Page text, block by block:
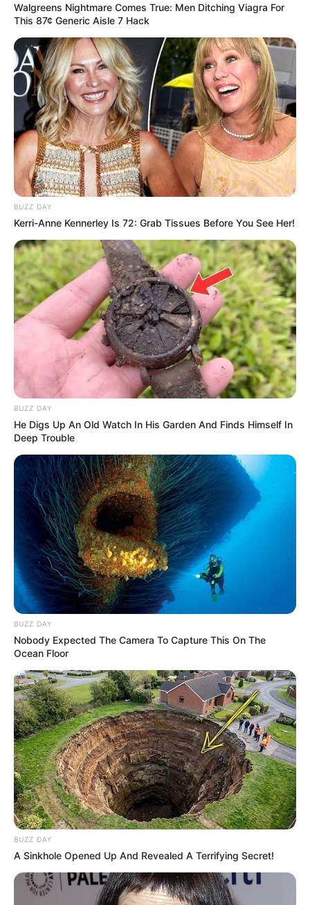
Walgreens Nightmare Comes True: Men Ditching Viagra For
This 87¢ Generic Aisle 7 Hack
BUZZ DAY
Kerri-Anne Kennerley Is 72: Grab Tissues Before You See Her!
BUZZ DAY
He Digs Up An Old Watch In His Garden And Finds Himself In
Deep Trouble
BUZZ DAY
Nobody Expected The Camera To Capture This On The
Ocean Floor
BUZZ DAY
A Sinkhole Opened Up And Revealed A Terrifying Secret!